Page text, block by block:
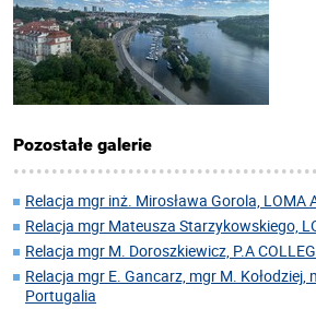
Pozostałe galerie
Relacja mgr inż. Mirosława Gorola, LOMA
Relacja mgr Mateusza Starzykowskiego,
Relacja mgr M. Doroszkiewicz, P.A
Relacja mgr E. Gancarz, mgr M.
Portugalia